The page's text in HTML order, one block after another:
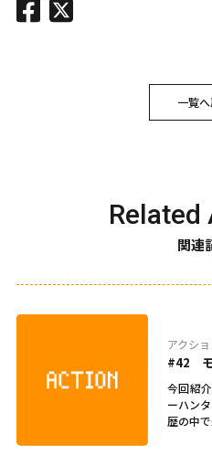
一覧
Related
関連
アクシ
#42 モ
今回紹
ーハン
歴の中